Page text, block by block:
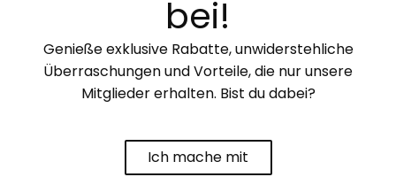
bei!
Genieße exklusive Rabatte, unwiderstehliche
Überraschungen und Vorteile, die nur unsere
Mitglieder erhalten. Bist du dabei?
Ich mache mit